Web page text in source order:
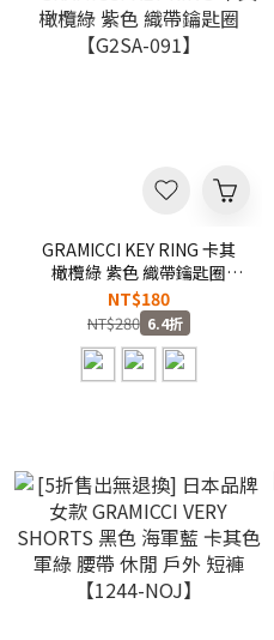
GRAMICCI KEY RING 卡其
橄欖綠 紫色 織帶鑰匙圈
【G2SA-091】
NT$180
NT$280 6.4折